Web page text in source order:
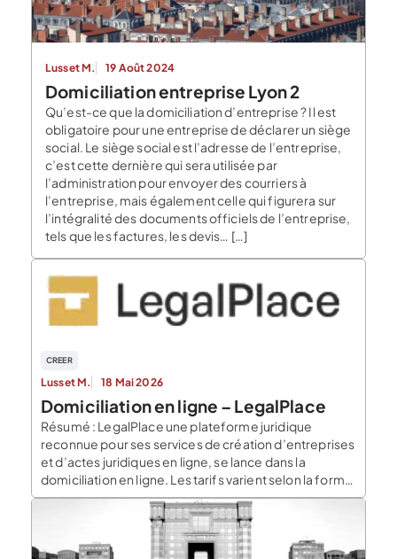
Lusset M. 19 Août 2024
Domiciliation entreprise Lyon 2
Qu’est-ce que la domiciliation d’entreprise ? Il est
obligatoire pour une entreprise de déclarer un siège
social. Le siège social est l’adresse de l’entreprise,
c’est cette dernière qui sera utilisée par
l’administration pour envoyer des courriers à
l’entreprise, mais également celle qui figurera sur
l’intégralité des documents officiels de l’entreprise,
tels que les factures, les devis… […]
CREER
Lusset M. 18 Mai 2026
Domiciliation en ligne – LegalPlace
Résumé : LegalPlace une plateforme juridique
reconnue pour ses services de création d’entreprises
et d’actes juridiques en ligne, se lance dans la
domiciliation en ligne. Les tarifs varient selon la forme
sociale de l’entreprise, avec des abonnements
mensuels ou annuels et des tarifs dégressifs.
LegalPlace propose une seule adresse de
domiciliation dans le 8ème arrondissement […]